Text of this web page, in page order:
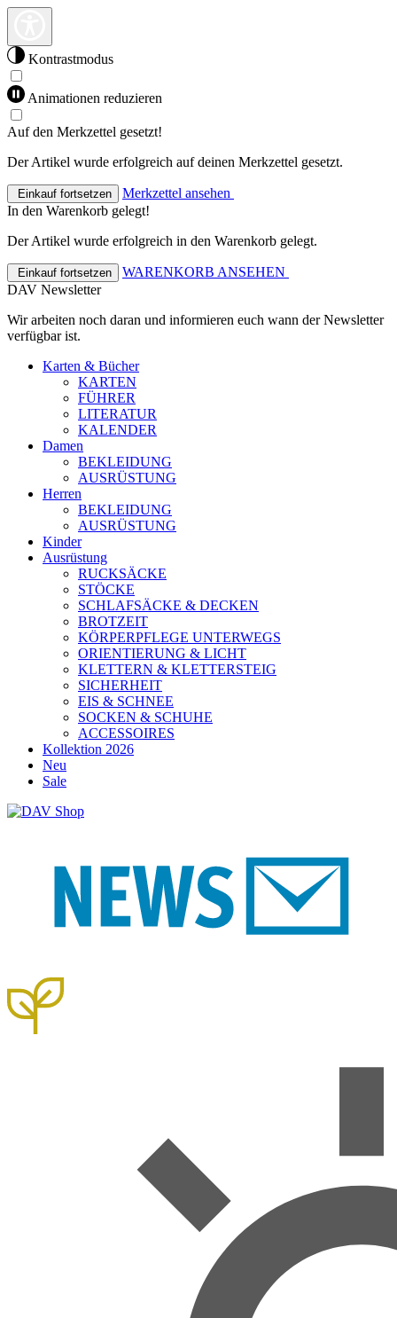
Kontrastmodus
Animationen reduzieren
Auf den Merkzettel gesetzt!
Der Artikel wurde erfolgreich auf deinen Merkzettel gesetzt.
Einkauf fortsetzen
Merkzettel ansehen
In den Warenkorb gelegt!
Der Artikel wurde erfolgreich in den Warenkorb gelegt.
Einkauf fortsetzen
WARENKORB ANSEHEN
DAV Newsletter
Wir arbeiten noch daran und informieren euch wann der Newsletter
verfügbar ist.
Karten & Bücher
KARTEN
FÜHRER
LITERATUR
KALENDER
Damen
BEKLEIDUNG
AUSRÜSTUNG
Herren
BEKLEIDUNG
AUSRÜSTUNG
Kinder
Ausrüstung
RUCKSÄCKE
STÖCKE
SCHLAFSÄCKE & DECKEN
BROTZEIT
KÖRPERPFLEGE UNTERWEGS
ORIENTIERUNG & LICHT
KLETTERN & KLETTERSTEIG
SICHERHEIT
EIS & SCHNEE
SOCKEN & SCHUHE
ACCESSOIRES
Kollektion 2026
Neu
Sale